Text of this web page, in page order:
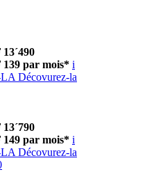
par mois* i
Décovurez-la
par mois* i
Décovurez-la